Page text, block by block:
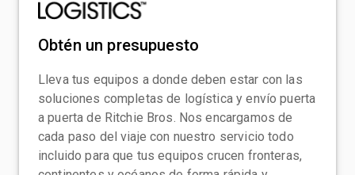
Obtén un presupuesto
Lleva tus equipos a donde deben estar con las
soluciones completas de logística y envío puerta
a puerta de Ritchie Bros. Nos encargamos de
cada paso del viaje con nuestro servicio todo
incluido para que tus equipos crucen fronteras,